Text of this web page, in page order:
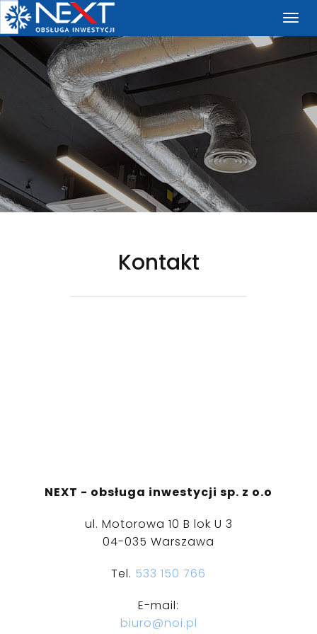
NEXT
Kontakt
NEXT - obsługa inwestycji sp. z o.o
ul. Motorowa 10 B lok U 3
04-035 Warszawa
Tel. 533 150 766
E-mail:
biuro@noi.pl